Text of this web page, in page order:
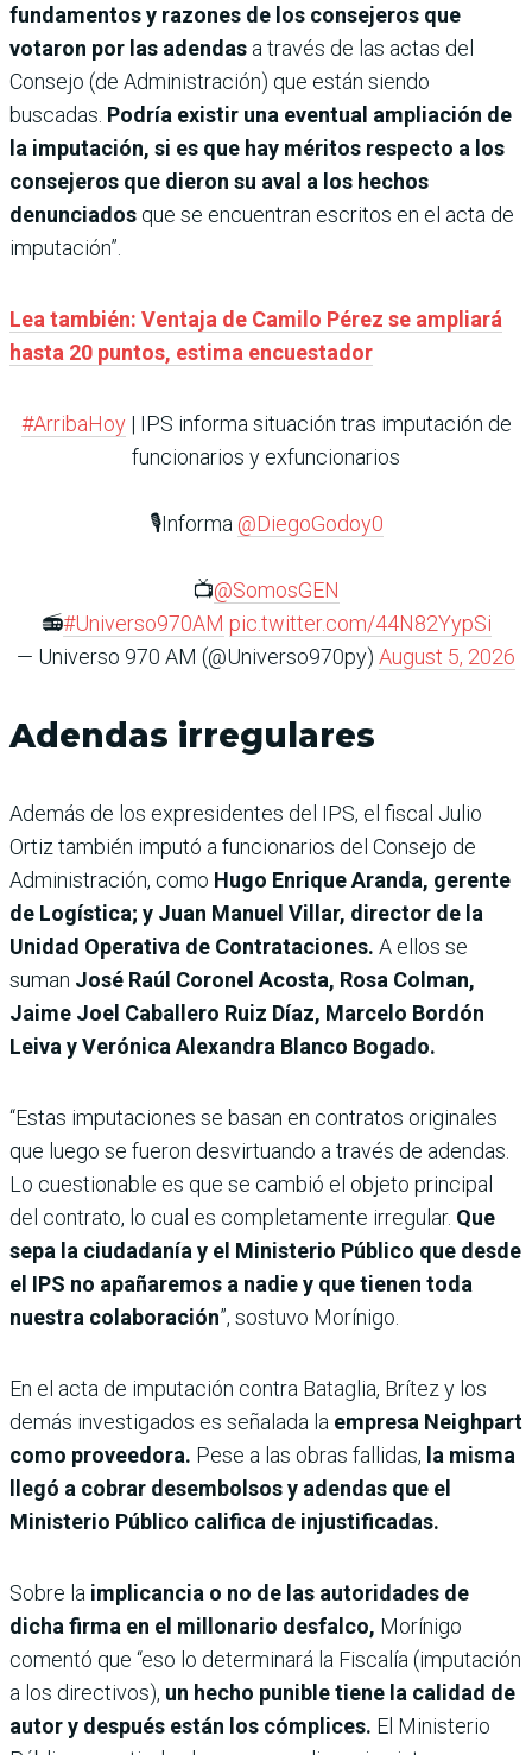
fundamentos y razones de los consejeros que
votaron por las adendas a través de las actas del
Consejo (de Administración) que están siendo
buscadas. Podría existir una eventual ampliación de
la imputación, si es que hay méritos respecto a los
consejeros que dieron su aval a los hechos
denunciados que se encuentran escritos en el acta de
imputación”.
Lea también: Ventaja de Camilo Pérez se ampliará
hasta 20 puntos, estima encuestador
#ArribaHoy| IPS informa situación tras imputación de
funcionarios y exfuncionarios
🎙️Informa @DiegoGodoy0
📺@SomosGEN
📻#Universo970AM pic.twitter.com/44N82YypSi
— Universo 970 AM (@Universo970py) August 5, 2026
Adendas irregulares
Además de los expresidentes del IPS, el fiscal Julio
Ortiz también imputó a funcionarios del Consejo de
Administración, como Hugo Enrique Aranda, gerente
de Logística; y Juan Manuel Villar, director de la
Unidad Operativa de Contrataciones. A ellos se
suman José Raúl Coronel Acosta, Rosa Colman,
Jaime Joel Caballero Ruiz Díaz, Marcelo Bordón
Leiva y Verónica Alexandra Blanco Bogado.
“Estas imputaciones se basan en contratos originales
que luego se fueron desvirtuando a través de adendas.
Lo cuestionable es que se cambió el objeto principal
del contrato, lo cual es completamente irregular. Que
sepa la ciudadanía y el Ministerio Público que desde
el IPS no apañaremos a nadie y que tienen toda
nuestra colaboración”, sostuvo Morínigo.
En el acta de imputación contra Bataglia, Brítez y los
demás investigados es señalada la empresa Neighpart
como proveedora. Pese a las obras fallidas, la misma
llegó a cobrar desembolsos y adendas que el
Ministerio Público califica de injustificadas.
Sobre la implicancia o no de las autoridades de
dicha firma en el millonario desfalco, Morínigo
comentó que “eso lo determinará la Fiscalía (imputación
a los directivos), un hecho punible tiene la calidad de
autor y después están los cómplices. El Ministerio